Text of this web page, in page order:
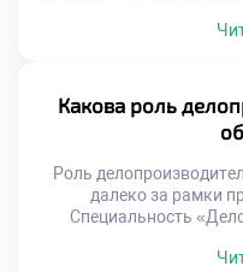
регламенты
простого
документообороте
оптимизировать
Какова роль
Роль
далеко за рамки
Специальность
Специалист